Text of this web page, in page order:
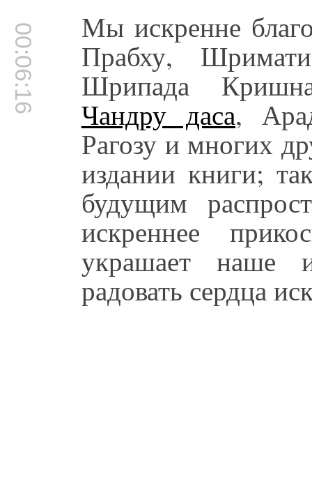
00:06:16 Мы искренне
Прабху,
Шрипада
Чандру даса,
Рагозу и многих
издании книги;
будущим
искреннее
украшает наше
радовать сердца